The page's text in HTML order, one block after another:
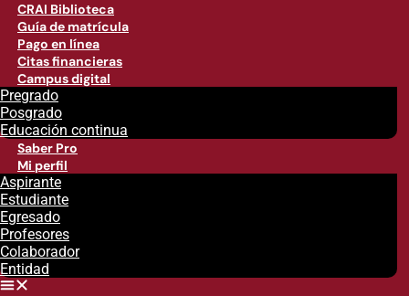
CRAI Biblioteca
Guía de matrícula
Pago en línea
Citas financieras
Campus digital
Pregrado
Posgrado
Educación continua
Saber Pro
Mi perfil
Aspirante
Estudiante
Egresado
Profesores
Colaborador
Entidad